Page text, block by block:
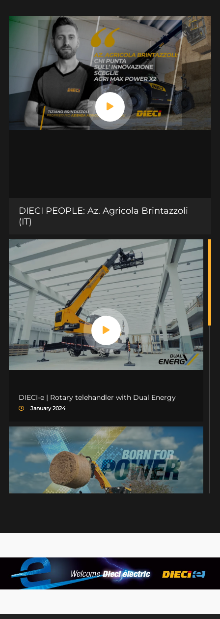
DIECI PEOPLE: Az. Agricola Brintazzoli
(IT)
DIECI-e | Rotary telehandler with Dual Energy
January 2024
Agri Max Power X2 | agricultural telehandler